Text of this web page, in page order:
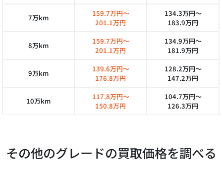
7万km
159.7万円～
201.1万円
134.3万円～
183.9万円
8万km
159.7万円～
201.1万円
134.9万円～
181.9万円
9万km
139.6万円～
176.8万円
128.2万円～
147.2万円
10万km
117.8万円～
150.8万円
104.7万円～
126.3万円
その他のグレードの買取価格を調べる